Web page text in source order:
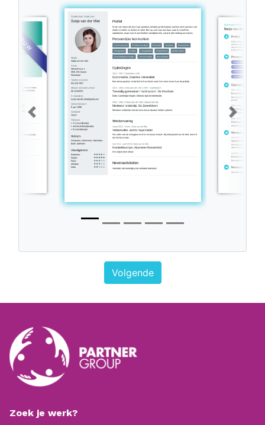
Nieuw
Previous Next
Volgende
Zoek je werk?